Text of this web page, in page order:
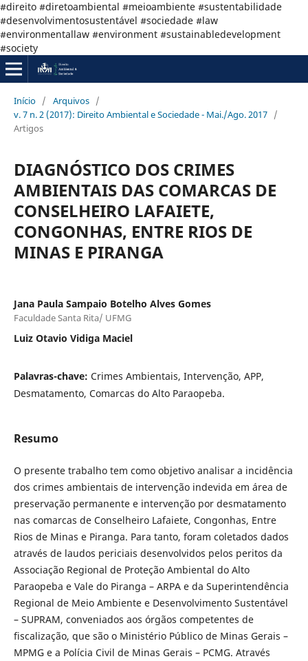
#direito #diretoambiental #meioambiente #sustentabilidade
#desenvolvimentosustentável #sociedade #law
#environmentallaw #environment #sustainabledevelopment
#society
Início / Arquivos /
v. 7 n. 2 (2017): Direito Ambiental e Sociedade - Mai./Ago. 2017 /
Artigos
DIAGNÓSTICO DOS CRIMES
AMBIENTAIS DAS COMARCAS DE
CONSELHEIRO LAFAIETE,
CONGONHAS, ENTRE RIOS DE
MINAS E PIRANGA
Jana Paula Sampaio Botelho Alves Gomes
Faculdade Santa Rita/ UFMG
Luiz Otavio Vidiga Maciel
Palavras-chave: Crimes Ambientais, Intervenção, APP,
Desmatamento, Comarcas do Alto Paraopeba.
Resumo
O presente trabalho tem como objetivo analisar a incidência
dos crimes ambientais de intervenção indevida em área de
preservação permanente e intervenção por desmatamento
nas comarcas de Conselheiro Lafaiete, Congonhas, Entre
Rios de Minas e Piranga. Para tanto, foram coletados dados
através de laudos periciais desenvolvidos pelos peritos da
Associação Regional de Proteção Ambiental do Alto
Paraopeba e Vale do Piranga – ARPA e da Superintendência
Regional de Meio Ambiente e Desenvolvimento Sustentável
– SUPRAM, conveniados aos órgãos competentes de
fiscalização, que são o Ministério Público de Minas Gerais –
MPMG e a Polícia Civil de Minas Gerais – PCMG. Através